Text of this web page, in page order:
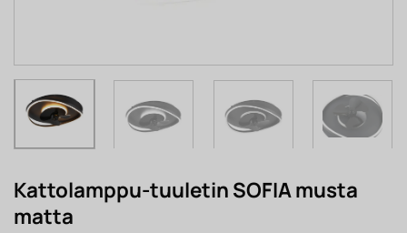
Kattolamppu-tuuletin SOFIA musta
matta